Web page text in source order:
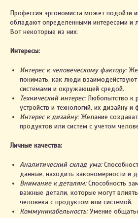
Профессия эргономиста может подойти
обладают определенными интересами и
Вот некоторые из них:
Интересы:
Интерес к человеческому фактору:
понимать, как люди
системами и окружающей средой.
Технический интерес:Любопытство к
устройств и технологий, их дизайну и
Интерес к дизайну:Желание
продуктов или систем с учетом
Личные качества:
Аналитический склад ума:
данные, находить закономерности и
Внимание к деталям:Способность
важные детали, которые могут
человека с продуктом или системой.
Коммуникабельность:Умение